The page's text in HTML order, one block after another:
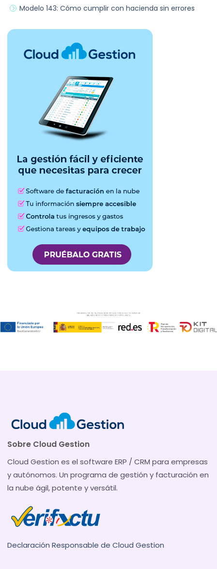
Modelo 143: Cómo cumplir con hacienda sin errores
Sobre Cloud Gestion
Cloud Gestion es el software ERP / CRM para empresas
y autónomos. Un programa de gestión y facturación en
la nube ágil, potente y versátil.
Declaración Responsable de Cloud Gestion